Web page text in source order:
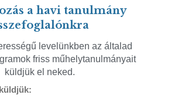
a havi tanulmány
levelünkben az általad
friss műhelytanulmányait
küldjük el neked.